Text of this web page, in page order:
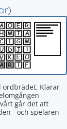
ordbrädet. Klarar
går det att
- och spelaren